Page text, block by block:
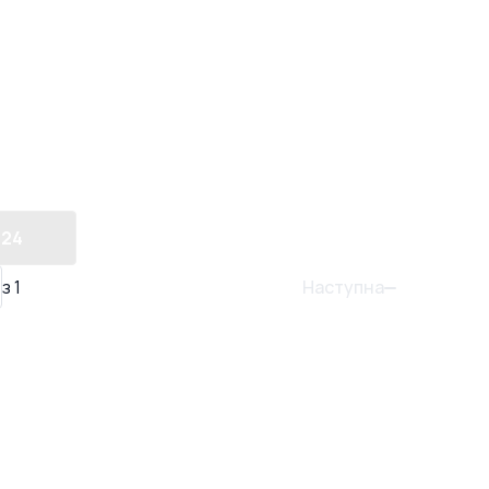
з1 Наступна